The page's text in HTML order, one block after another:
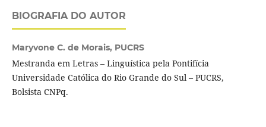
BIOGRAFIA DO AUTOR
Maryvone C. de Morais, PUCRS
Mestranda em Letras – Linguística pela Pontifícia
Universidade Católica do Rio Grande do Sul – PUCRS,
Bolsista CNPq.